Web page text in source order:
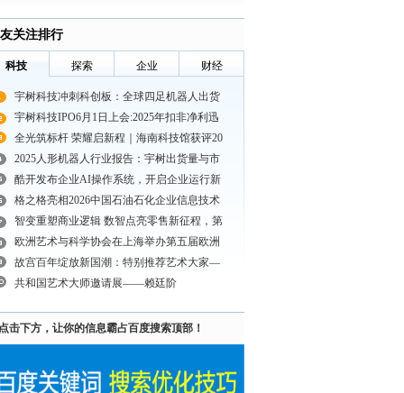
关注排行
科技 探索 企业 财经
宇树科技冲刺科创板：全球四足机器人出货
宇树科技IPO6月1日上会:2025年扣非净利迅
全光筑标杆 荣耀启新程｜海南科技馆获评20
2025人形机器人行业报告：宇树出货量与市
酷开发布企业AI操作系统，开启企业运行新
格之格亮相2026中国石油石化企业信息技术
智变重塑商业逻辑 数智点亮零售新征程，第
欧洲艺术与科学协会在上海举办第五届欧洲
故宫百年绽放新国潮：特别推荐艺术大家—
共和国艺术大师邀请展——赖廷阶
击下方，让你的信息霸占百度搜索顶部！